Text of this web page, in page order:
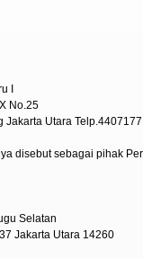
I
No.25
Jakarta Utara Telp.4407177
disebut sebagai pihak
Selatan
Jakarta Utara 14260